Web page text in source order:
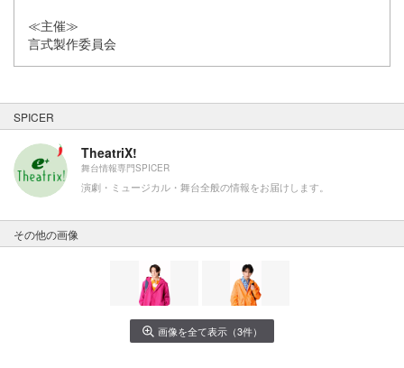
≪主催≫
言式製作委員会
SPICER
TheatriX!
舞台情報専門SPICER
演劇・ミュージカル・舞台全般の情報をお届けします。
その他の画像
画像を全て表示（3件）